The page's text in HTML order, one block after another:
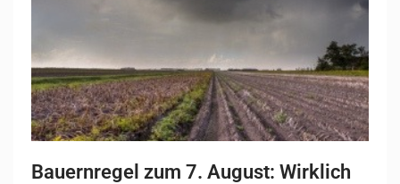
Bauernregel zum 7. August: Wirklich